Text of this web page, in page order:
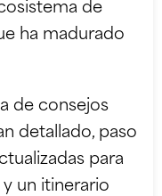
de
ha madurado
de consejos
detallado, paso
para
un itinerario